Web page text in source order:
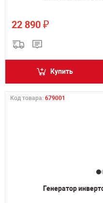
22 890 ₽
Купить
Код товара: 679001
Генератор